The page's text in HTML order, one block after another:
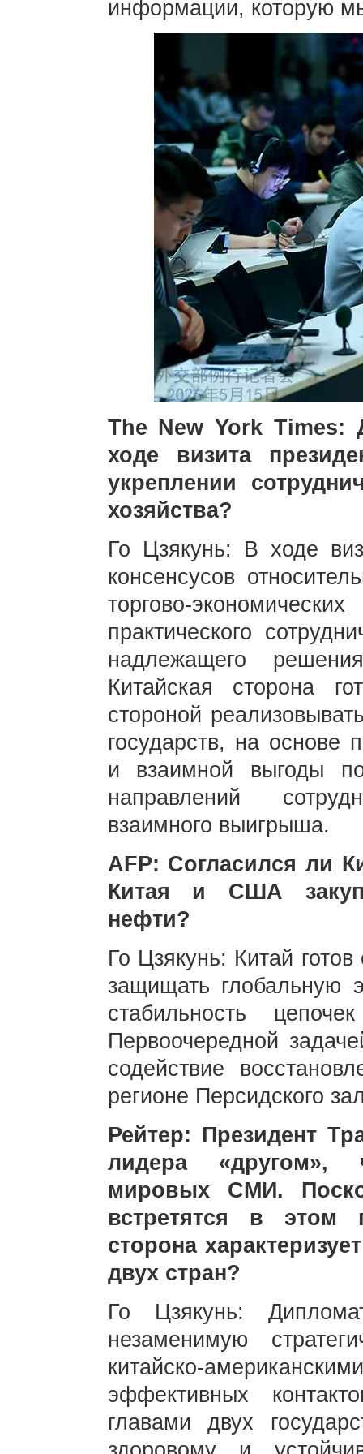
информации, которую
The New York
ходе визита
укреплении
хозяйства?
Го Цзякунь: В ходе
консенсусов
торгово-
практического
надлежащего
Китайская сторона
стороной
государств, на основе
и взаимной выгоды
направлений
взаимного выигрыша.
AFP: Согласился ли
Китая и США
нефти?
Го Цзякунь: Китай
защищать глобальную
стабильность
Первоочередной
содействие
регионе Персидского
Рейтер: Президент
лидера «другом»,
мировых СМИ.
встретятся в этом
сторона
двух стран?
Го Цзякунь:
незаменимую
китайско-
эффективных
главами двух